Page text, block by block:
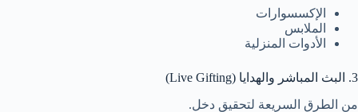
الإكسسوارات
الملابس
الأدوات المنزلية
3. البث المباشر والهدايا (Live Gifting)
من الطرق السريعة لتحقيق دخل.